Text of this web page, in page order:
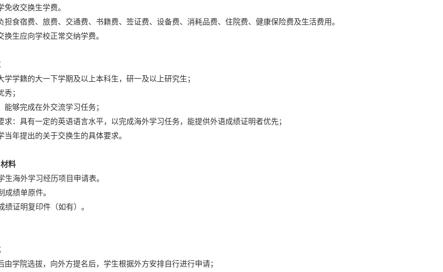
免收交换生学费。
担食宿费、旅费、交通费、书籍费、签证费、设备费、消耗品费、住院费、健康保险费及生活费用。
换生应向学校正常交纳学费。
学学籍的大一下学期及以上本科生，研一及以上研究生；
秀；
能够完成在外交流学习任务；
求：具有一定的英语语言水平，以完成海外学习任务，能提供外语成绩证明者优先；
当年提出的关于交换生的具体要求。
料
生海外学习经历项目申请表。
成绩单原件。
绩证明复印件（如有）。
由学院选拔，向外方提名后，学生根据外方安排自行进行申请；